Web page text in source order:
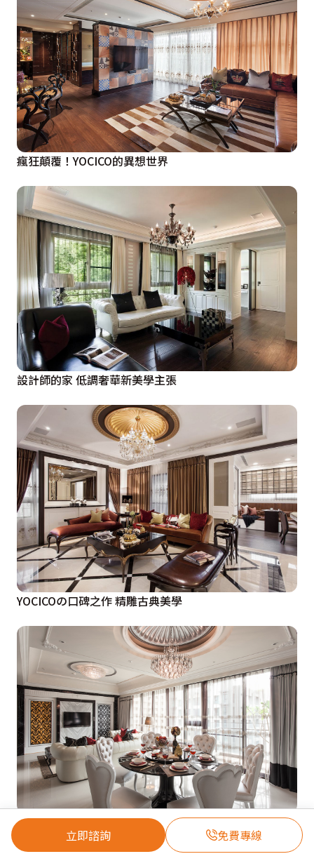
立即諮詢 免費專線
瘋狂顛覆！YOCICO的異想世界
設計師的家 低調奢華新美學主張
YOCICOの口碑之作 精雕古典美學
YOCICOの黑白銀美學 時尚氣質宅邸